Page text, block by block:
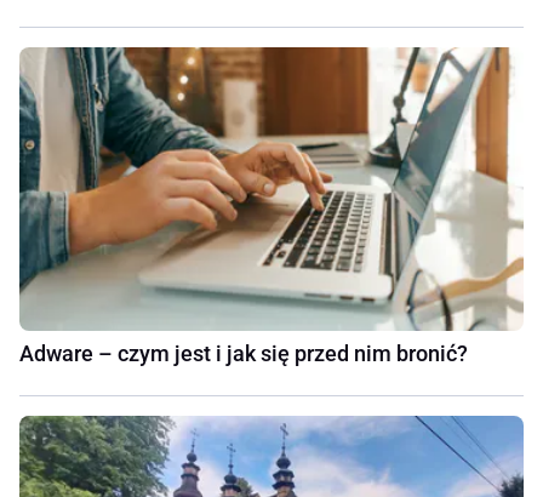
Adware – czym jest i jak się przed nim bronić?